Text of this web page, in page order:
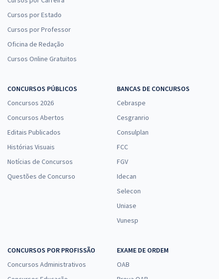
Cursos por Estado
Cursos por Professor
Oficina de Redação
Cursos Online Gratuitos
CONCURSOS PÚBLICOS
Concursos 2026
Concursos Abertos
Editais Publicados
Histórias Visuais
Notícias de Concursos
Questões de Concurso
BANCAS DE CONCURSOS
Cebraspe
Cesgranrio
Consulplan
FCC
FGV
Idecan
Selecon
Uniase
Vunesp
CONCURSOS POR PROFISSÃO
Concursos Administrativos
EXAME DE ORDEM
OAB